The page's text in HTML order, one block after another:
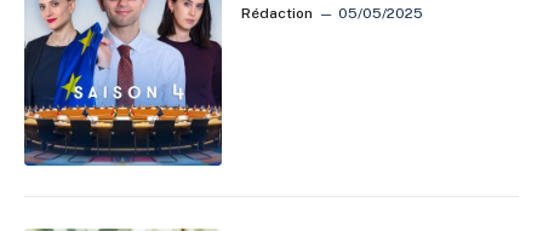
Rédaction 05/05/2025